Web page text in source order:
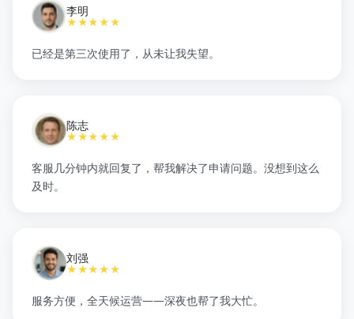
李明
★★★★★
已经是第三次使用了，从未让我失望。
陈志
★★★★★
客服几分钟内就回复了，帮我解决了申请问题。没想到这么
及时。
刘强
★★★★★
服务方便，全天候运营——深夜也帮了我大忙。